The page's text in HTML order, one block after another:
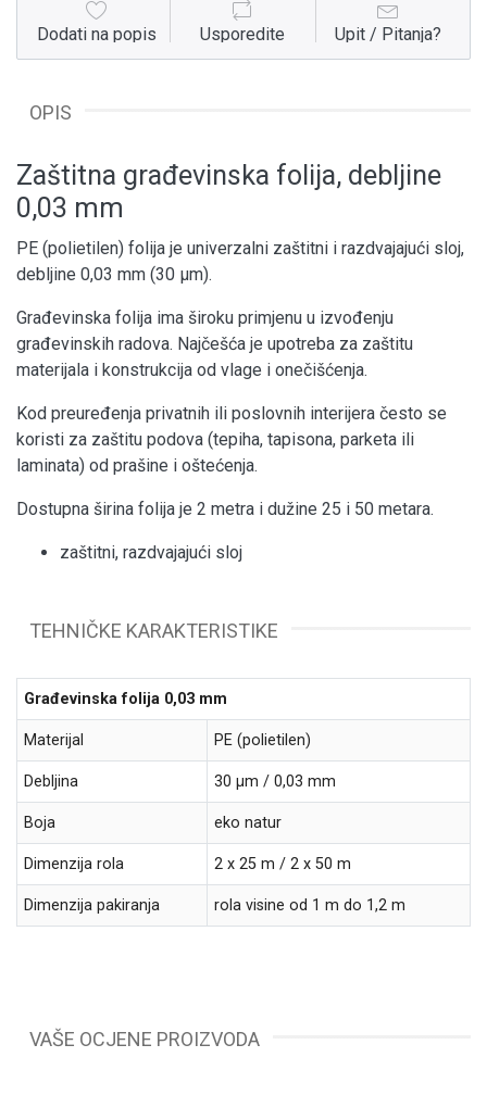
Dodati na popis Usporedite Upit / Pitanja?
OPIS
Zaštitna građevinska folija, debljine
0,03 mm
PE (polietilen) folija je univerzalni zaštitni i razdvajajući sloj,
debljine 0,03 mm (30 µm).
Građevinska folija ima široku primjenu u izvođenju
građevinskih radova. Najčešća je upotreba za zaštitu
materijala i konstrukcija od vlage i onečišćenja.
Kod preuređenja privatnih ili poslovnih interijera često se
koristi za zaštitu podova (tepiha, tapisona, parketa ili
laminata) od prašine i oštećenja.
Dostupna širina folija je 2 metra i dužine 25 i 50 metara.
zaštitni, razdvajajući sloj
TEHNIČKE KARAKTERISTIKE
Građevinska folija 0,03 mm
Materijal PE (polietilen)
Debljina 30 µm / 0,03 mm
Boja eko natur
Dimenzija rola 2 x 25 m / 2 x 50 m
Dimenzija pakiranja rola visine od 1 m do 1,2 m
VAŠE OCJENE PROIZVODA